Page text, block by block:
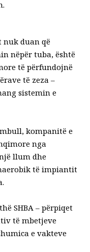
nuk duan që
nëpër tuba, është
të përfundojnë
të zeza –
sistemin e
kompanitë e
nga
llum dhe
të impiantit
.
SHBA – përpiqet
të mbetjeve
e vakteve